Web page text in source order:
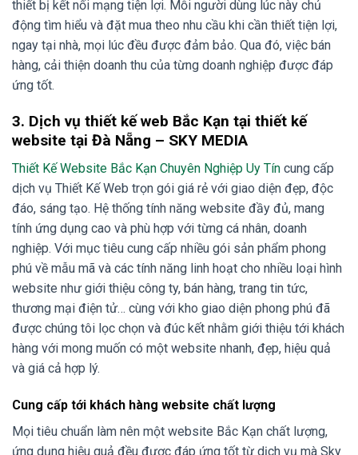
thiết bị kết nối mạng tiện lợi. Mỗi người dùng lúc này chủ
động tìm hiểu và đặt mua theo nhu cầu khi cần thiết tiện lợi,
ngay tại nhà, mọi lúc đều được đảm bảo. Qua đó, việc bán
hàng, cải thiện doanh thu của từng doanh nghiệp được đáp
ứng tốt.
3. Dịch vụ thiết kế web Bắc Kạn tại thiết kế
website tại Đà Nẵng – SKY MEDIA
Thiết Kế Website Bắc Kạn Chuyên Nghiệp Uy Tín cung cấp
dịch vụ Thiết Kế Web trọn gói giá rẻ với giao diện đẹp, độc
đáo, sáng tạo. Hệ thống tính năng website đầy đủ, mang
tính ứng dụng cao và phù hợp với từng cá nhân, doanh
nghiệp. Với mục tiêu cung cấp nhiều gói sản phẩm phong
phú về mẫu mã và các tính năng linh hoạt cho nhiều loại hình
website như giới thiệu công ty, bán hàng, trang tin tức,
thương mại điện tử… cùng với kho giao diện phong phú đã
được chúng tôi lọc chọn và đúc kết nhằm giới thiệu tới khách
hàng với mong muốn có một website nhanh, đẹp, hiệu quả
và giá cả hợp lý.
Cung cấp tới khách hàng website chất lượng
Mọi tiêu chuẩn làm nên một website Bắc Kạn chất lượng,
ứng dụng hiệu quả đều được đáp ứng tốt từ dịch vụ mà Sky